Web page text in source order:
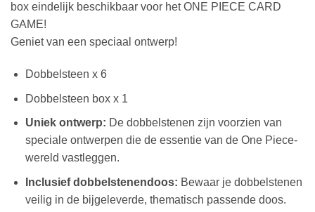
box eindelijk beschikbaar voor het ONE PIECE CARD
GAME!
Geniet van een speciaal ontwerp!
Dobbelsteen x 6
Dobbelsteen box x 1
Uniek ontwerp: De dobbelstenen zijn voorzien van
speciale ontwerpen die de essentie van de One Piece-
wereld vastleggen.
Inclusief dobbelstenendoos: Bewaar je dobbelstenen
veilig in de bijgeleverde, thematisch passende doos.